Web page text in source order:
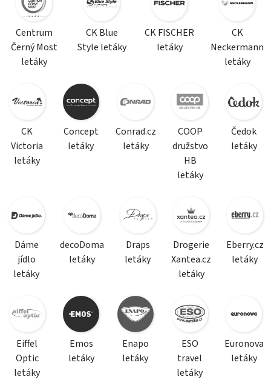
Centrum
Černý Most
letáky
CK Blue
Style letáky
CK FISCHER
letáky
CK
Neckermann
letáky
CK
Victoria
letáky
Concept
letáky
Conrad.cz
letáky
COOP
družstvo
HB
letáky
Čedok
letáky
Dáme
jídlo
letáky
decoDoma
letáky
Draps
letáky
Drogerie
Xantea.cz
letáky
Eberry.cz
letáky
Eiffel
Optic
letáky
Emos
letáky
Enapo
letáky
ESO
travel
letáky
Euronova
letáky